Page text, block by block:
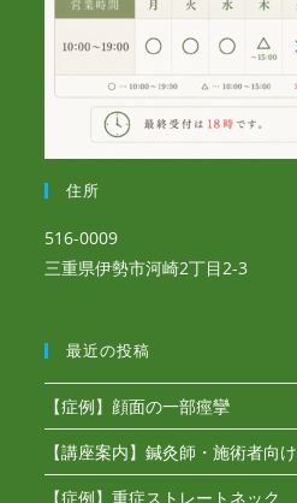
住所
516-0009
三重県伊勢市河崎2丁目2-3
最近の投稿
【症例】顔面の一部痙攣
【講座案内】鍼灸師・施術者向け
【症例】重症ストレートネック